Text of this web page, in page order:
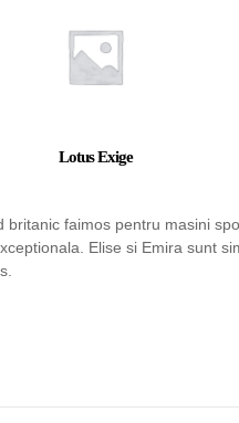
Lotus Exige
britanic faimos pentru masini
Elise si Emira sunt